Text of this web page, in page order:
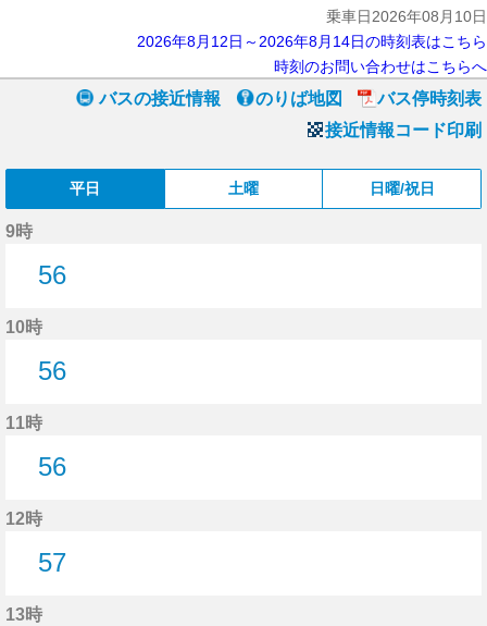
乗車日2026年08月10日
2026年8月12日～2026年8月14日の時刻表はこちら
時刻のお問い合わせはこちらへ
バスの接近情報 のりば地図
バス停時刻表
接近情報コード印刷
平日 土曜 日曜/祝日
9時
56
10時
56
11時
56
12時
57
13時